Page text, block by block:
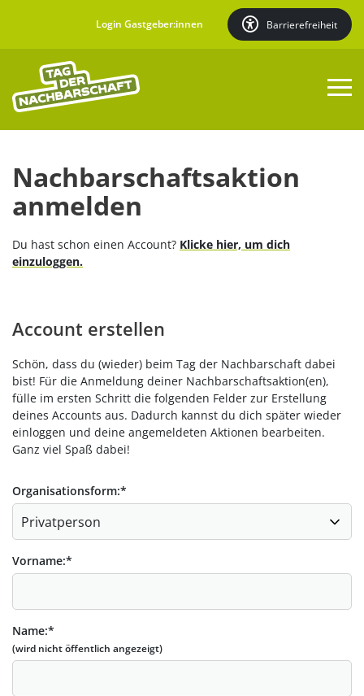
Login Gastgeber:innen Barrierefreiheit
Nachbarschaftsaktion
anmelden
Du hast schon einen Account? Klicke hier, um dich
einzuloggen.
Account erstellen
Schön, dass du (wieder) beim Tag der Nachbarschaft dabei
bist! Für die Anmeldung deiner Nachbarschaftsaktion(en),
fülle im ersten Schritt die folgenden Felder zur Erstellung
deines Accounts aus. Dadurch kannst du dich später wieder
einloggen und deine angemeldeten Aktionen bearbeiten.
Ganz viel Spaß dabei!
Organisationsform:*
Vorname:*
Name:*
(wird nicht öffentlich angezeigt)
Aktionen finden
Über den Tag